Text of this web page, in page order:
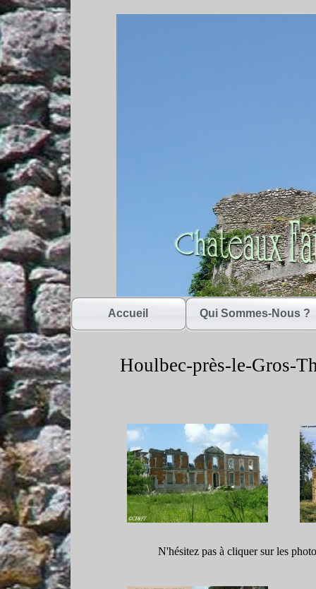
Accueil Qui Sommes-Nous ?
Houlbec-près-le-Gros-
N'hésitez pas à cliquer sur les